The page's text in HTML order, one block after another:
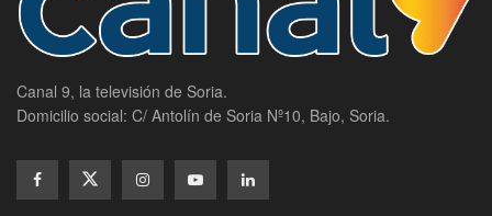
Canal 9, la televisión de Soria.
Domicilio social: C/ Antolín de Soria Nº10, Bajo, Soria.